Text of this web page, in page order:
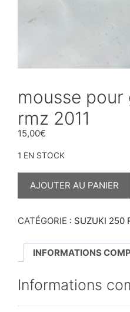
mousse
rmz 2011
15,00€
1 EN STOCK
QUANTITÉ
250
AJOUTER AU PANIER
CATÉGORIE : SUZUKI 250
INFORMATIONS
Informations